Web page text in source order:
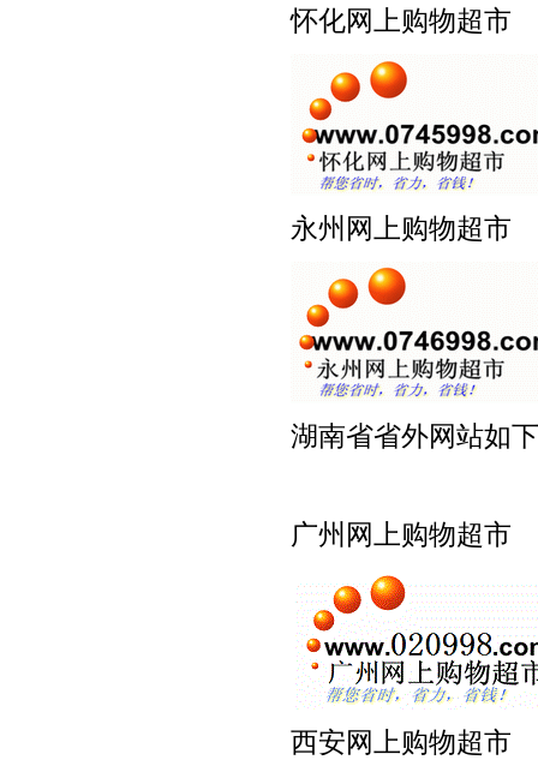
怀化网上购物超
永州网上购物超
湖南省省外网站如下
广州网上购物超
西安网上购物超